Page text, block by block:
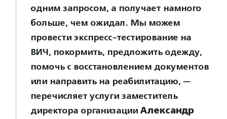
одним запросом, а получает намного
больше, чем ожидал. Мы можем
провести экспресс-тестирование на
ВИЧ, покормить, предложить одежду,
помочь с восстановлением документов
или направить на реабилитацию, —
перечисляет услуги заместитель
директора организации Александр